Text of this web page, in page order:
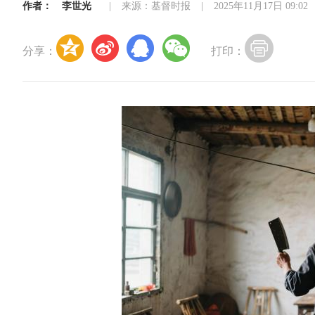
作者： 李世光 来源：基督时报 2025年11月17日 09:02
分享： 打印：